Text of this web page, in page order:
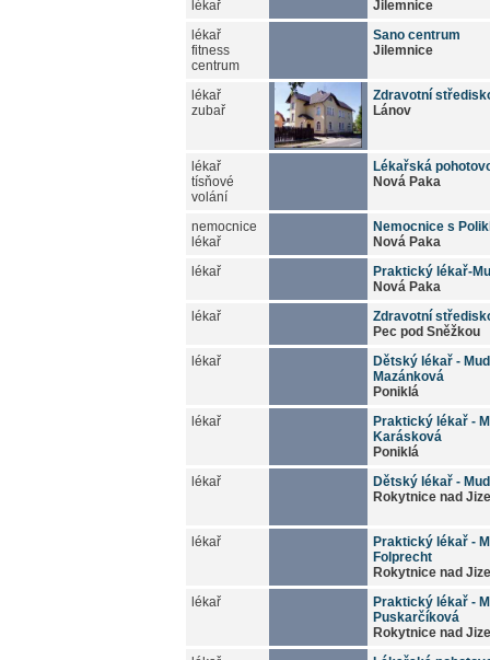
lékař
Jilemnice
lékař
fitness
centrum
Sano centrum
Jilemnice
lékař
zubař
Zdravotní
Lánov
lékař
tísňové
volání
Lékařská
Nová Paka
nemocnice
lékař
Nemocnice s
Nová Paka
lékař
Praktický lékař-
Nová Paka
lékař
Zdravotní
Pec pod Sněžkou
lékař
Dětský lékař -
Mazánková
Poniklá
lékař
Praktický lékař -
Karásková
Poniklá
lékař
Dětský lékař -
Rokytnice nad
lékař
Praktický lékař -
Folprecht
Rokytnice nad
lékař
Praktický lékař -
Puskarčíková
Rokytnice nad